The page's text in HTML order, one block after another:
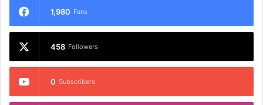
1,980 Fans
458 Followers
0 Subscribers